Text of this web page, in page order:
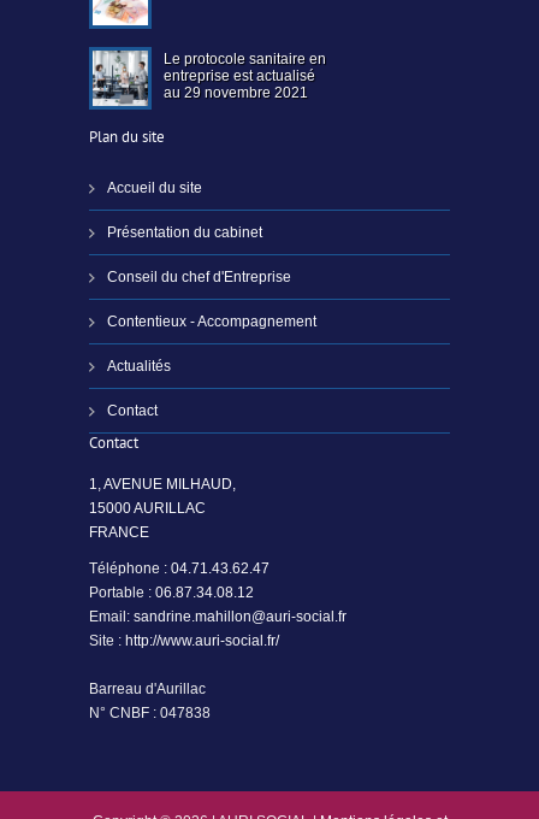
Le protocole sanitaire en
entreprise est actualisé
au 29 novembre 2021
Plan du site
Accueil du site
Présentation du cabinet
Conseil du chef d'Entreprise
Contentieux - Accompagnement
Actualités
Contact
Contact
1, AVENUE MILHAUD,
15000 AURILLAC
FRANCE
Téléphone : 04.71.43.62.47
Portable : 06.87.34.08.12
Email: sandrine.mahillon@auri-social.fr
Site : http://www.auri-social.fr/
Barreau d'Aurillac
N° CNBF : 047838